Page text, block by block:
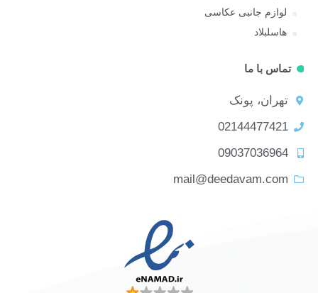
لوازم جانبی عکاسی
هاسلبلاد
تماس با ما
تهران، پونک
02144477421
09037036964
mail@deedavam.com